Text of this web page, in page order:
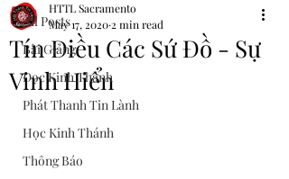
All Posts
Bài Giảng
Đọc Kinh Thánh
Phát Thanh Tin Lành
Học Kinh Thánh
Thông Báo
Tín Điều Các Sứ Đồ - Sự
Vinh Hiển
HTTL Sacramento
May 17, 2020 2 min read